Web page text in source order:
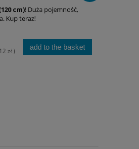
cm)! Duża pojemność,
Kup teraz!
zł ) add to the basket